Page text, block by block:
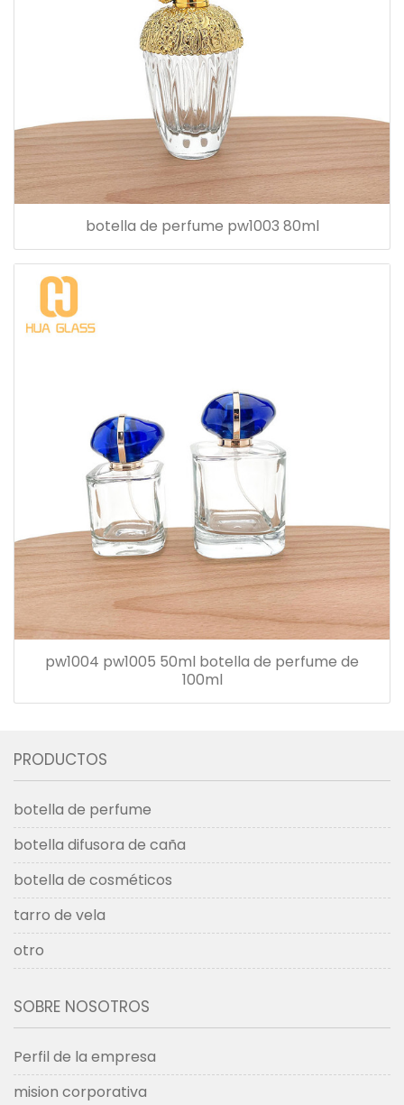
botella de perfume pw1003 80ml
pw1004 pw1005 50ml botella de perfume de
100ml
PRODUCTOS
botella de perfume
botella difusora de caña
botella de cosméticos
tarro de vela
otro
SOBRE NOSOTROS
Perfil de la empresa
mision corporativa